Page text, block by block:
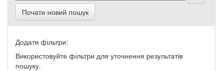
Почати новий пошук
Додати фільтри:
Використовуйте фільтри для уточнення результатів
пошуку.